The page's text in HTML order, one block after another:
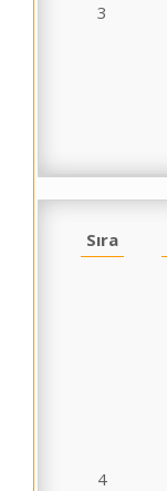
3
Sıra
4